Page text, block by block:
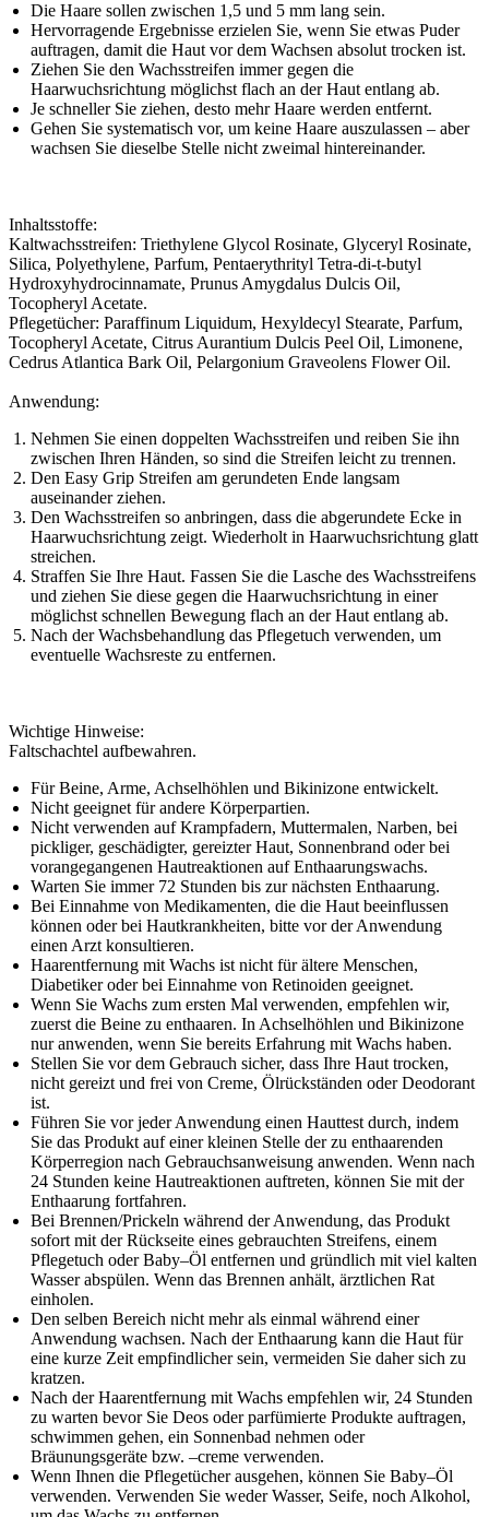
Die Haare sollen zwischen 1,5 und 5 mm lang sein.
Hervorragende Ergebnisse erzielen Sie, wenn Sie etwas Puder
auftragen, damit die Haut vor dem Wachsen absolut trocken ist.
Ziehen Sie den Wachsstreifen immer gegen die
Haarwuchsrichtung möglichst flach an der Haut entlang ab.
Je schneller Sie ziehen, desto mehr Haare werden entfernt.
Gehen Sie systematisch vor, um keine Haare auszulassen – aber
wachsen Sie dieselbe Stelle nicht zweimal hintereinander.
Inhaltsstoffe:
Kaltwachsstreifen: Triethylene Glycol Rosinate, Glyceryl Rosinate,
Silica, Polyethylene, Parfum, Pentaerythrityl Tetra-di-t-butyl
Hydroxyhydrocinnamate, Prunus Amygdalus Dulcis Oil,
Tocopheryl Acetate.
Pflegetücher: Paraffinum Liquidum, Hexyldecyl Stearate, Parfum,
Tocopheryl Acetate, Citrus Aurantium Dulcis Peel Oil, Limonene,
Cedrus Atlantica Bark Oil, Pelargonium Graveolens Flower Oil.
Anwendung:
Nehmen Sie einen doppelten Wachsstreifen und reiben Sie ihn
zwischen Ihren Händen, so sind die Streifen leicht zu trennen.
Den Easy Grip Streifen am gerundeten Ende langsam
auseinander ziehen.
Den Wachsstreifen so anbringen, dass die abgerundete Ecke in
Haarwuchsrichtung zeigt. Wiederholt in Haarwuchsrichtung glatt
streichen.
Straffen Sie Ihre Haut. Fassen Sie die Lasche des Wachsstreifens
und ziehen Sie diese gegen die Haarwuchsrichtung in einer
möglichst schnellen Bewegung flach an der Haut entlang ab.
Nach der Wachsbehandlung das Pflegetuch verwenden, um
eventuelle Wachsreste zu entfernen.
Wichtige Hinweise:
Faltschachtel aufbewahren.
Für Beine, Arme, Achselhöhlen und Bikinizone entwickelt.
Nicht geeignet für andere Körperpartien.
Nicht verwenden auf Krampfadern, Muttermalen, Narben, bei
pickliger, geschädigter, gereizter Haut, Sonnenbrand oder bei
vorangegangenen Hautreaktionen auf Enthaarungswachs.
Warten Sie immer 72 Stunden bis zur nächsten Enthaarung.
Bei Einnahme von Medikamenten, die die Haut beeinflussen
können oder bei Hautkrankheiten, bitte vor der Anwendung
einen Arzt konsultieren.
Haarentfernung mit Wachs ist nicht für ältere Menschen,
Diabetiker oder bei Einnahme von Retinoiden geeignet.
Wenn Sie Wachs zum ersten Mal verwenden, empfehlen wir,
zuerst die Beine zu enthaaren. In Achselhöhlen und Bikinizone
nur anwenden, wenn Sie bereits Erfahrung mit Wachs haben.
Stellen Sie vor dem Gebrauch sicher, dass Ihre Haut trocken,
nicht gereizt und frei von Creme, Ölrückständen oder Deodorant
ist.
Führen Sie vor jeder Anwendung einen Hauttest durch, indem
Sie das Produkt auf einer kleinen Stelle der zu enthaarenden
Körperregion nach Gebrauchsanweisung anwenden. Wenn nach
24 Stunden keine Hautreaktionen auftreten, können Sie mit der
Enthaarung fortfahren.
Bei Brennen/Prickeln während der Anwendung, das Produkt
sofort mit der Rückseite eines gebrauchten Streifens, einem
Pflegetuch oder Baby–Öl entfernen und gründlich mit viel kalten
Wasser abspülen. Wenn das Brennen anhält, ärztlichen Rat
einholen.
Den selben Bereich nicht mehr als einmal während einer
Anwendung wachsen. Nach der Enthaarung kann die Haut für
eine kurze Zeit empfindlicher sein, vermeiden Sie daher sich zu
kratzen.
Nach der Haarentfernung mit Wachs empfehlen wir, 24 Stunden
zu warten bevor Sie Deos oder parfümierte Produkte auftragen,
schwimmen gehen, ein Sonnenbad nehmen oder
Bräunungsgeräte bzw. –creme verwenden.
Wenn Ihnen die Pflegetücher ausgehen, können Sie Baby–Öl
verwenden. Verwenden Sie weder Wasser, Seife, noch Alkohol,